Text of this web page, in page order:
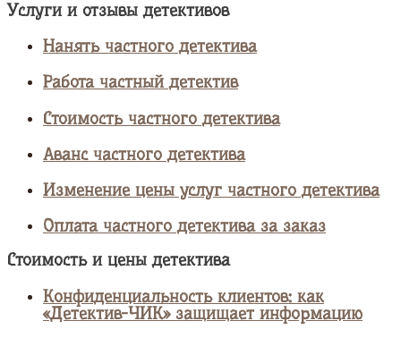
Услуги и отзывы детективов
Нанять частного детектива
Работа частный детектив
Стоимость частного детектива
Аванс частного детектива
Изменение цены услуг частного детектива
Оплата частного детектива за заказ
Стоимость и цены детектива
Конфиденциальность клиентов: как
«Детектив-ЧИК» защищает информацию